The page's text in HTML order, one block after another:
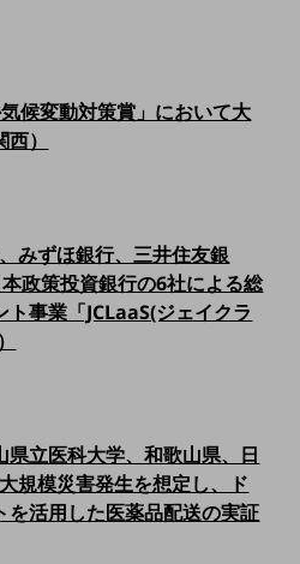
介
ドコモ mini ドコモBiz かけ放題
候変動対策賞」において大
）
みずほ銀行、三井住友銀
政策投資銀行の6社による総
事業「JCLaaS(ジェイクラ
立医科大学、和歌山県、日
規模災害発生を想定し、ド
を活用した医薬品配送の実証